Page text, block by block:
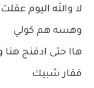
لا والله اليوم
وهسه هم كولي
هاا حتى ادفنج هنا
فقار شبيك